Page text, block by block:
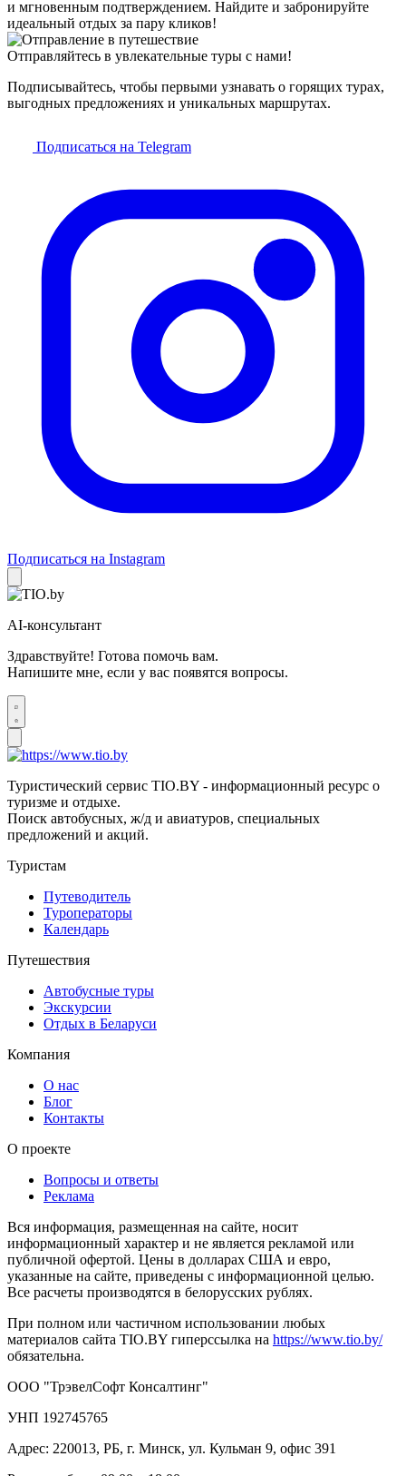
и мгновенным подтверждением. Найдите и забронируйте
идеальный отдых за пару кликов!
Отправляйтесь в увлекательные туры с нами!
Подписывайтесь, чтобы первыми узнавать о горящих турах,
выгодных предложениях и уникальных маршрутах.
Подписаться на Telegram
Подписаться на Instagram
AI-консультант
Здравствуйте! Готова помочь вам.
Напишите мне, если у вас появятся вопросы.
Туристический сервис TIO.BY - информационный ресурс о
туризме и отдыхе.
Поиск автобусных, ж/д и авиатуров, специальных
предложений и акций.
Туристам
Путеводитель
Туроператоры
Календарь
Путешествия
Автобусные туры
Экскурсии
Отдых в Беларуси
Компания
О нас
Блог
Контакты
О проекте
Вопросы и ответы
Реклама
Вся информация, размещенная на сайте, носит
информационный характер и не является рекламой или
публичной офертой. Цены в долларах США и евро,
указанные на сайте, приведены с информационной целью.
Все расчеты производятся в белорусских рублях.
При полном или частичном использовании любых
материалов сайта TIO.BY гиперссылка на https://www.tio.by/
обязательна.
ООО "ТрэвелСофт Консалтинг"
УНП 192745765
Адрес: 220013, РБ, г. Минск, ул. Кульман 9, офис 391